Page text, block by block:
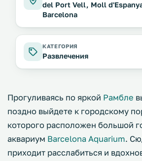
del Port Vell, Moll
Barcelona
КАТЕГОРИЯ
Развлечения
Прогуливаясь по яркой Рамбле
поздно выйдете к городскому
которого расположен большой
аквариум Barcelona Aquarium.
приходит расслабиться и